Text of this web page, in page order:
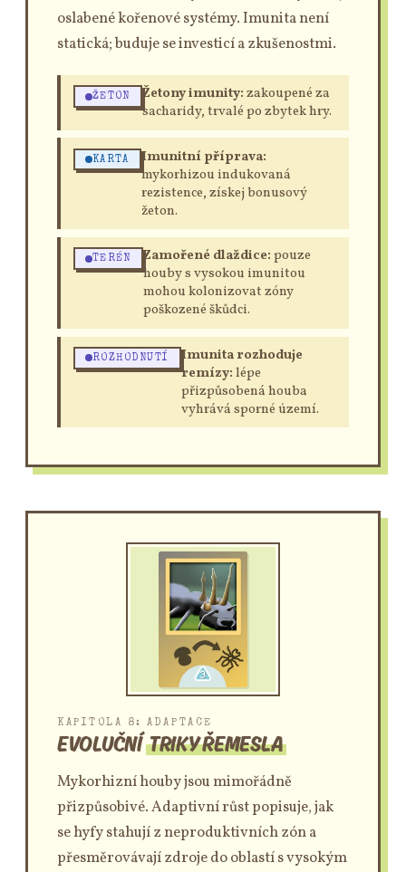
oslabené kořenové systémy. Imunita není
statická; buduje se investicí a zkušenostmi.
ŽETON Žetony imunity: zakoupené za
sacharidy, trvalé po zbytek hry.
KARTA
Imunitní příprava:
mykorhizou indukovaná
rezistence, získej bonusový
žeton.
TERÉN Zamořené dlaždice: pouze
houby s vysokou imunitou
mohou kolonizovat zóny
poškozené škůdci.
ROZHODNUTÍ
Imunita rozhoduje
remízy: lépe
přizpůsobená houba
vyhrává sporné území.
KAPITOLA 8: ADAPTACE
EVOLUČNÍTRIKY ŘEMESLA
Mykorhizní houby jsou mimořádně
přizpůsobivé. Adaptivní růst popisuje, jak
se hyfy stahují z neproduktivních zón a
přesměrovávají zdroje do oblastí s vysokým